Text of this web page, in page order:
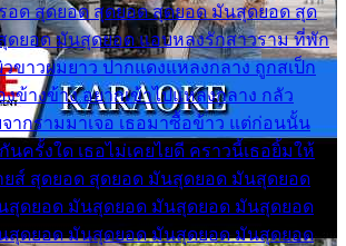
อด สุดยอด สุดยอด สุดยอด มันสุดยอด สุด
ดยอด มันสุดยอด แอบหลงรักสาวราม ที่พัก
วขาวผมยาว ปากแดงแหลงกลาง ถูกสเป็ก
งข้างข้าง อยากเข้าไปแหลงกลาง กลัว
ากรามมาเจอ เธอมาซื้อข้าว แต่ก่อนนั้น
กันครั้งใด เธอไม่เคยไยดี คราวนี้เธอยิ้มให้
ยส์ สุดยอด สุดยอด มันสุดยอด มันสุดยอด
สุดยอด มันสุดยอด มันสุดยอด มันสุดยอด
สุดยอด มันสุดยอด มันสุดยอด มันสุดยอด